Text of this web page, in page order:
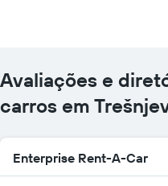
Avaliações e
carros em
Enterprise Rent-A-Car